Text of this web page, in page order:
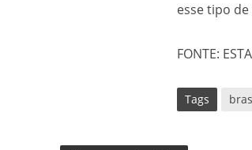
esse tipo
FONTE:
Tags